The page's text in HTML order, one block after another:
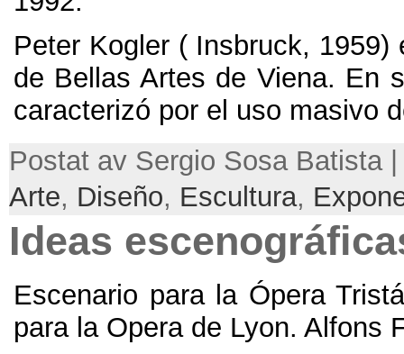
Peter Kogler( Insbruck, 1959)
de Bellas Artes de Viena. En
caracterizó por el uso masivo
Postat av Sergio Sosa Batista
Arte, Diseño, Escultura,
Ideas
Escenario para la Ópera
para la Opera de Lyon. Alfons